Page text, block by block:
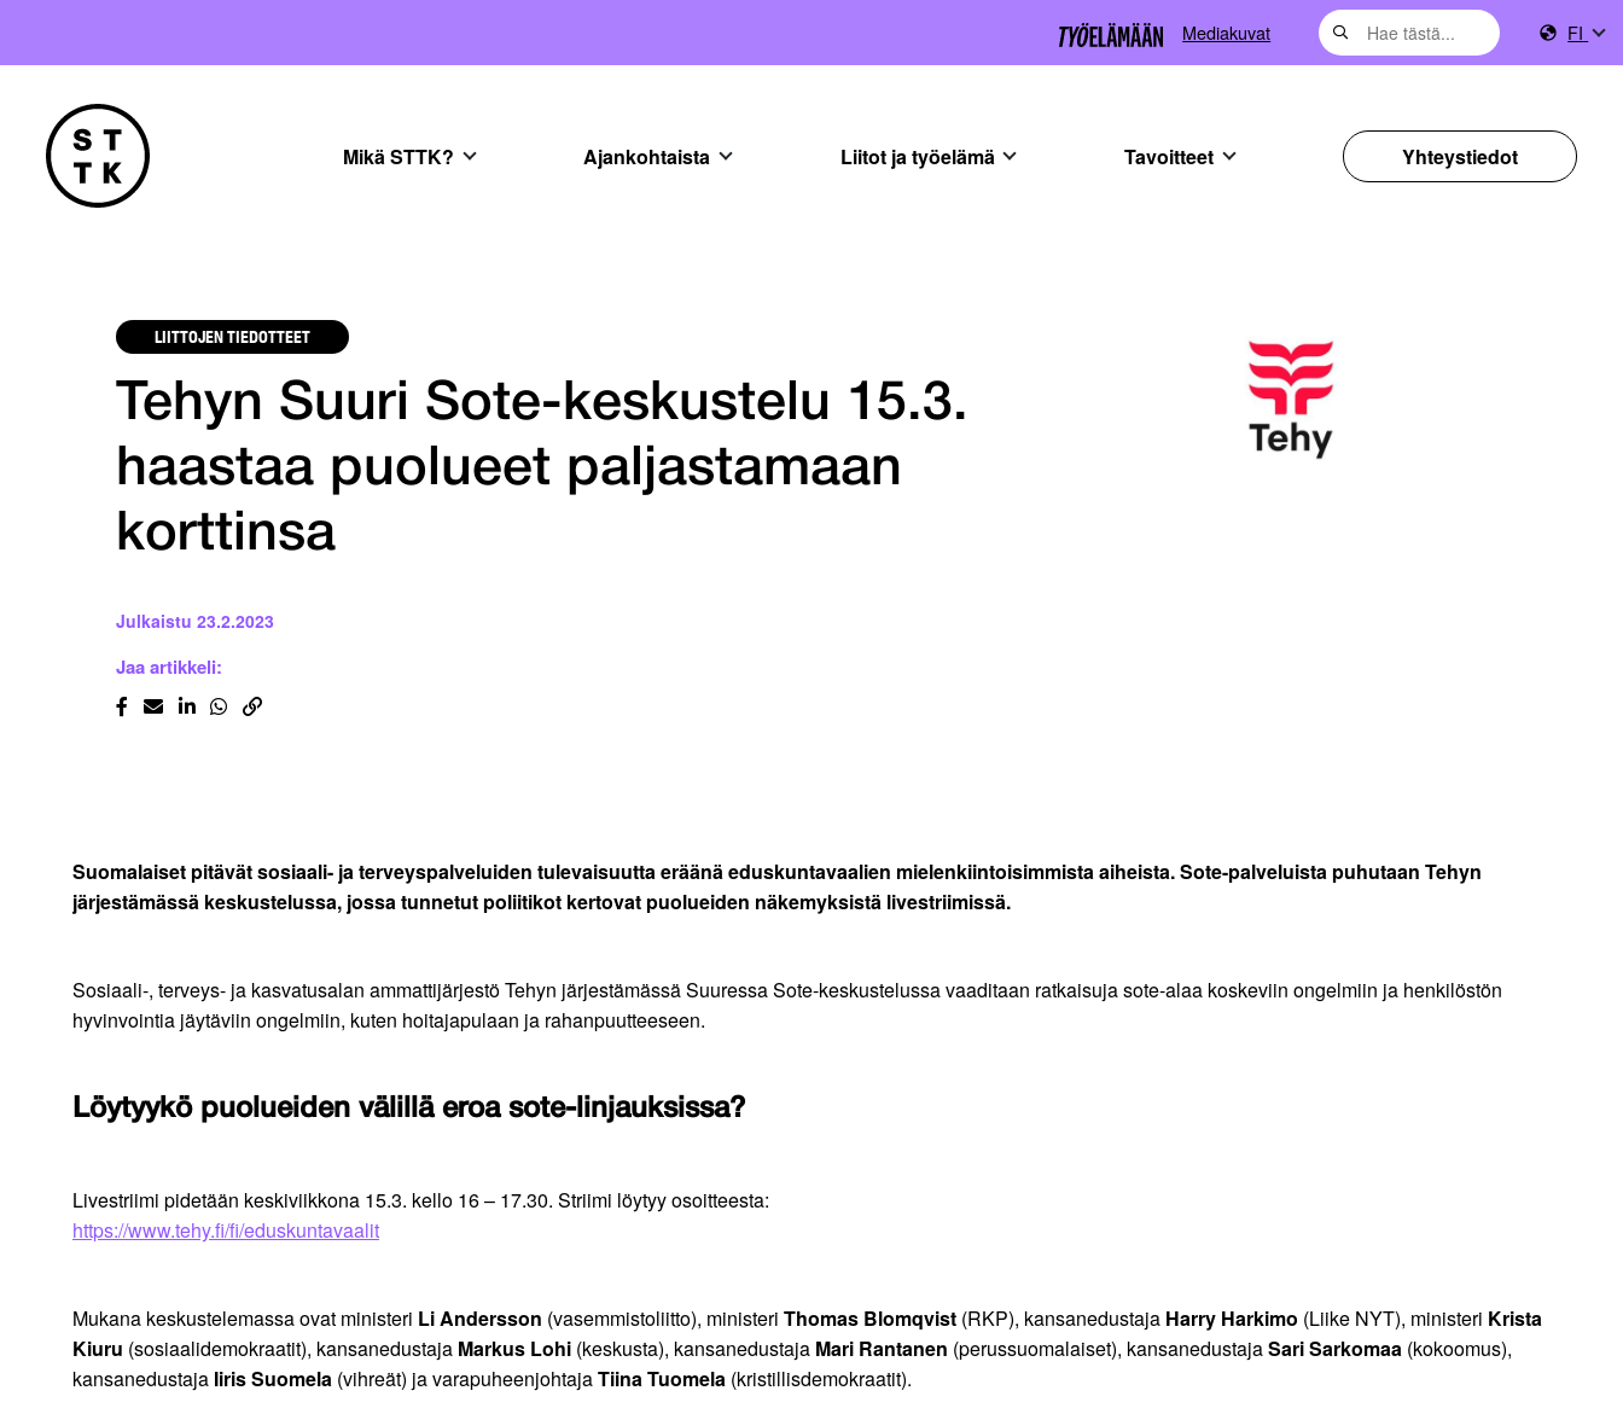
Mediakuvat FI
Mikä STTK? Ajankohtaista Liitot ja työelämä Tavoitteet Yhteystiedot
LIITTOJEN TIEDOTTEET
Tehyn Suuri Sote-keskustelu 15.3.
haastaa puolueet paljastamaan
korttinsa
Julkaistu 23.2.2023
Jaa artikkeli:
Suomalaiset pitävät sosiaali- ja terveyspalveluiden tulevaisuutta eräänä eduskuntavaalien mielenkiintoisimmista aiheista. Sote-palveluista puhutaan Tehyn
järjestämässä keskustelussa, jossa tunnetut poliitikot kertovat puolueiden näkemyksistä livestriimissä.
Sosiaali-, terveys- ja kasvatusalan ammattijärjestö Tehyn järjestämässä Suuressa Sote-keskustelussa vaaditaan ratkaisuja sote-alaa koskeviin ongelmiin ja henkilöstön
hyvinvointia jäytäviin ongelmiin, kuten hoitajapulaan ja rahanpuutteeseen.
Löytyykö puolueiden välillä eroa sote-linjauksissa?
Livestriimi pidetään keskiviikkona 15.3. kello 16 – 17.30. Striimi löytyy osoitteesta:
https://www.tehy.fi/fi/eduskuntavaalit
Mukana keskustelemassa ovat ministeri Li Andersson (vasemmistoliitto), ministeri Thomas Blomqvist (RKP), kansanedustaja Harry Harkimo (Liike NYT), ministeri Krista
Kiuru (sosiaalidemokraatit), kansanedustaja Markus Lohi (keskusta), kansanedustaja Mari Rantanen (perussuomalaiset), kansanedustajaSari Sarkomaa (kokoomus),
kansanedustaja Iiris Suomela (vihreät) ja varapuheenjohtajaTiina Tuomela (kristillisdemokraatit).